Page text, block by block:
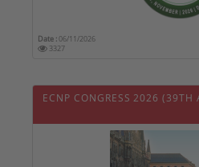
Date :06/11/2026
3327
ECNP CONGRESS 2026 (39TH